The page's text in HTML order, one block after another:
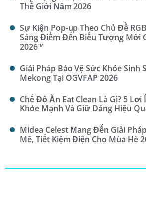
Thế Giới Năm 2026
Sự Kiện Pop-up Theo Chủ Đề
Sáng Điểm Đến Biểu Tượng Mới
2026™
Giải Pháp Bảo Vệ Sức Khỏe Sinh
Mekong Tại OGVFAP 2026
Chế Độ Ăn Eat Clean Là Gì? 5 Lợi
Khỏe Mạnh Và Giữ Dáng Hiệu
Midea Celest Mang Đến Giải
Mẽ, Tiết Kiệm Điện Cho Mùa Hè